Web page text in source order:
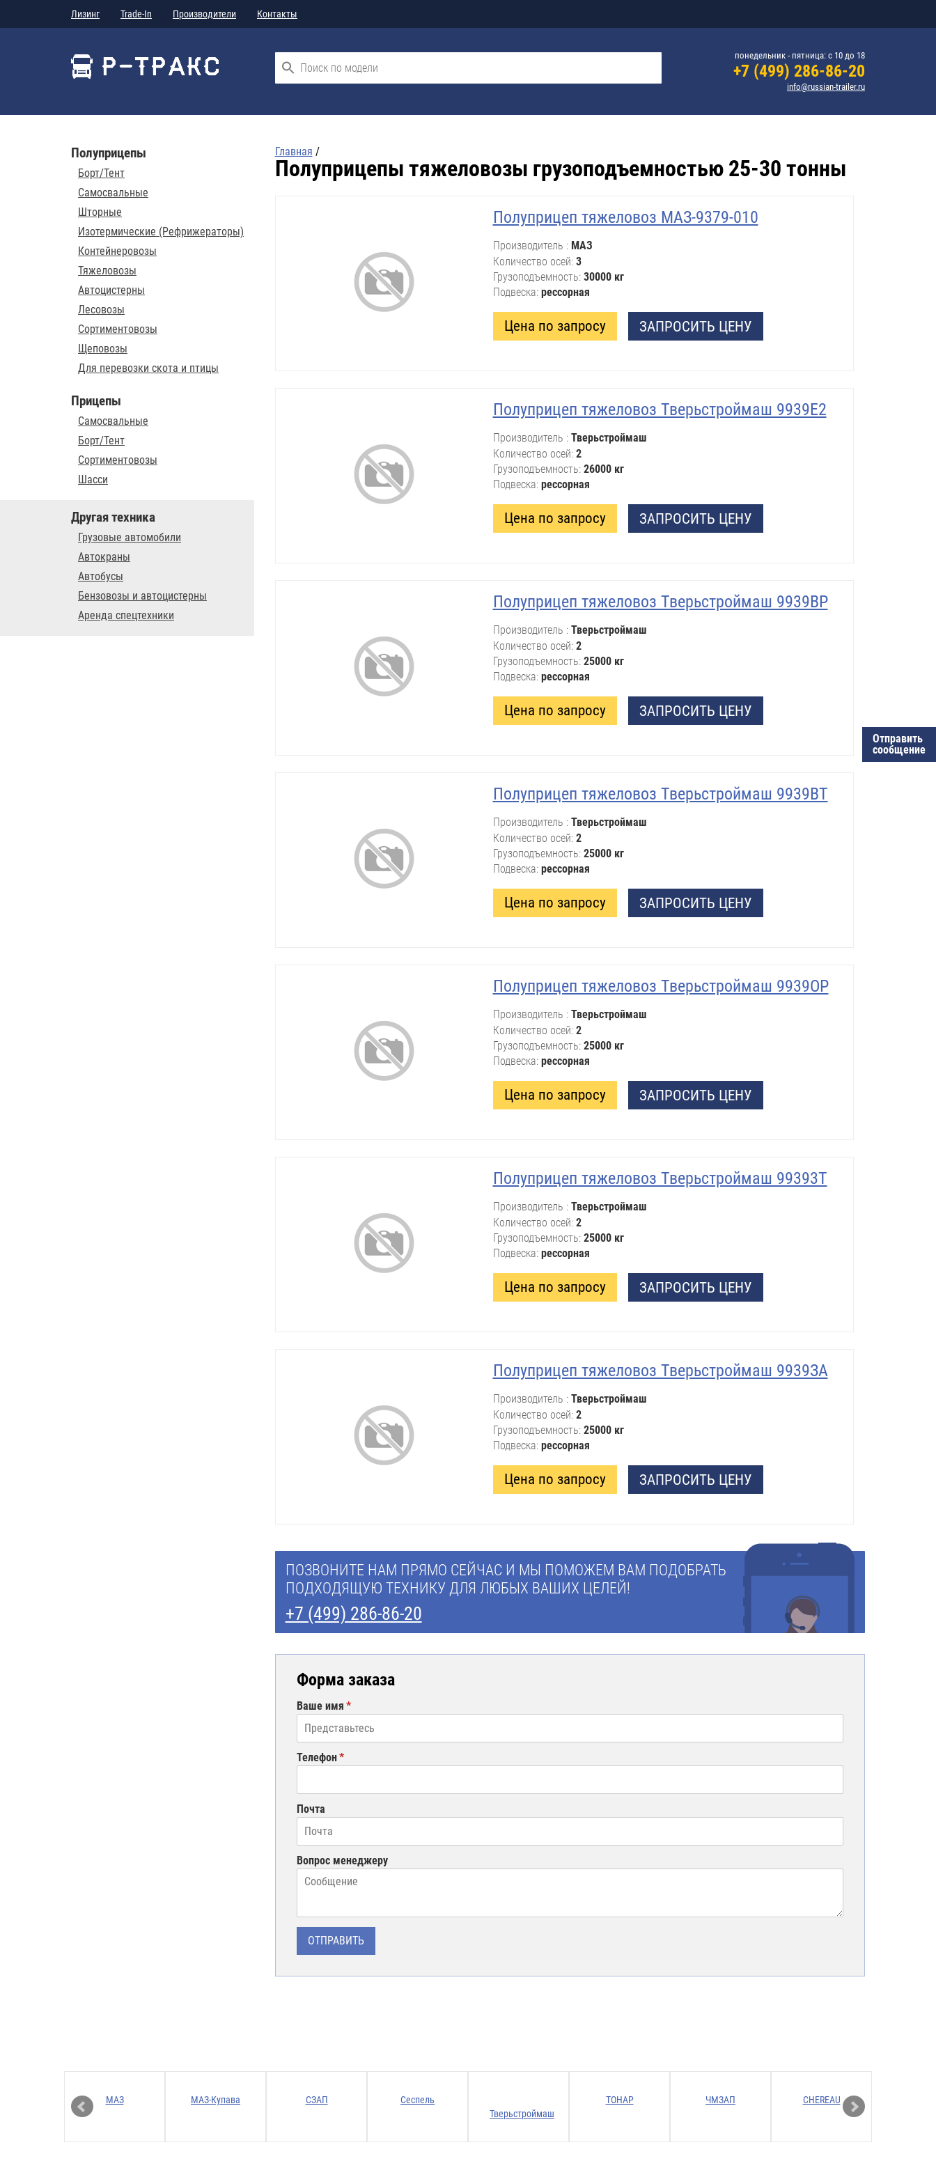
Лизинг Trade-In Производители Контакты
понедельник - пятница: с 10 до 18
+7 (499) 286-86-20
info@russian-trailer.ru
Главная /
Полуприцепы тяжеловозы грузоподъемностью 25-30 тонны
Полуприцеп тяжеловоз МАЗ-9379-010
Производитель
МАЗ
Количество осей 3
Грузоподъемность 30000 кг
Подвеска рессорная
Цена по запросу ЗАПРОСИТЬ ЦЕНУ
Полуприцеп тяжеловоз Тверьстроймаш 9939Е2
Производитель
Тверьстроймаш
Количество осей 2
Грузоподъемность 26000 кг
Подвеска рессорная
Цена по запросу ЗАПРОСИТЬ ЦЕНУ
Полуприцеп тяжеловоз Тверьстроймаш 9939ВР
Производитель
Тверьстроймаш
Количество осей 2
Грузоподъемность 25000 кг
Подвеска рессорная
Цена по запросу ЗАПРОСИТЬ ЦЕНУ
Полуприцеп тяжеловоз Тверьстроймаш 9939ВТ
Производитель
Тверьстроймаш
Количество осей 2
Грузоподъемность 25000 кг
Подвеска рессорная
Цена по запросу ЗАПРОСИТЬ ЦЕНУ
Полуприцеп тяжеловоз Тверьстроймаш 9939OР
Производитель
Тверьстроймаш
Количество осей 2
Грузоподъемность 25000 кг
Подвеска рессорная
Цена по запросу ЗАПРОСИТЬ ЦЕНУ
Полуприцеп тяжеловоз Тверьстроймаш 99393Т
Производитель
Тверьстроймаш
Количество осей 2
Грузоподъемность 25000 кг
Подвеска рессорная
Цена по запросу ЗАПРОСИТЬ ЦЕНУ
Полуприцеп тяжеловоз Тверьстроймаш 9939ЗА
Производитель
Тверьстроймаш
Количество осей 2
Грузоподъемность 25000 кг
Подвеска рессорная
Цена по запросу ЗАПРОСИТЬ ЦЕНУ
ПОЗВОНИТЕ НАМ ПРЯМО СЕЙЧАС И МЫ ПОМОЖЕМ ВАМ ПОДОБРАТЬ
ПОДХОДЯЩУЮ ТЕХНИКУ ДЛЯ ЛЮБЫХ ВАШИХ ЦЕЛЕЙ!
+7 (499) 286-86-20
Форма заказа
Ваше имя
Телефон
Почта
Вопрос менеджеру
Полуприцепы
Борт/Тент
Самосвальные
Шторные
Изотермические (Рефрижераторы)
Контейнеровозы
Тяжеловозы
Автоцистерны
Лесовозы
Сортиментовозы
Щеповозы
Для перевозки скота и птицы
Прицепы
Самосвальные
Борт/Тент
Сортиментовозы
Шасси
Другая техника
Грузовые автомобили
Автокраны
Автобусы
Бензовозы и автоцистерны
Аренда спецтехники
МАЗ МАЗ-Купава СЗАП
Сеспель
Тверьстроймаш
ТОНАР ЧМЗАП CHEREAU
Отправить
сообщение